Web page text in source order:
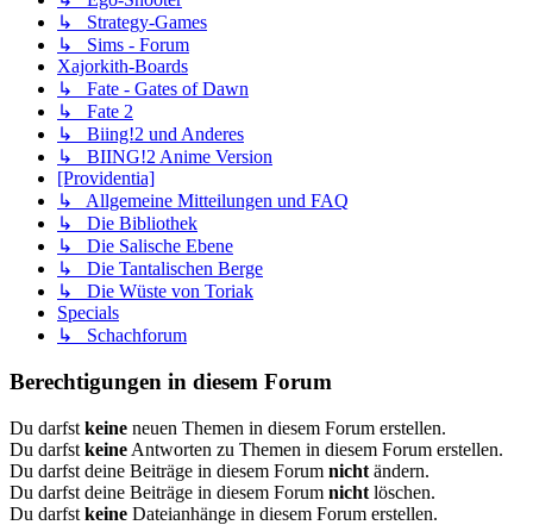
↳ Strategy-Games
↳ Sims - Forum
Xajorkith-Boards
↳ Fate - Gates of Dawn
↳ Fate 2
↳ Biing!2 und Anderes
↳ BIING!2 Anime Version
[Providentia]
↳ Allgemeine Mitteilungen und FAQ
↳ Die Bibliothek
↳ Die Salische Ebene
↳ Die Tantalischen Berge
↳ Die Wüste von Toriak
Specials
↳ Schachforum
Berechtigungen in diesem Forum
Du darfst keine neuen Themen in diesem Forum erstellen.
Du darfst keine Antworten zu Themen in diesem Forum erstellen.
Du darfst deine Beiträge in diesem Forum nicht ändern.
Du darfst deine Beiträge in diesem Forum nicht löschen.
Du darfst keine Dateianhänge in diesem Forum erstellen.